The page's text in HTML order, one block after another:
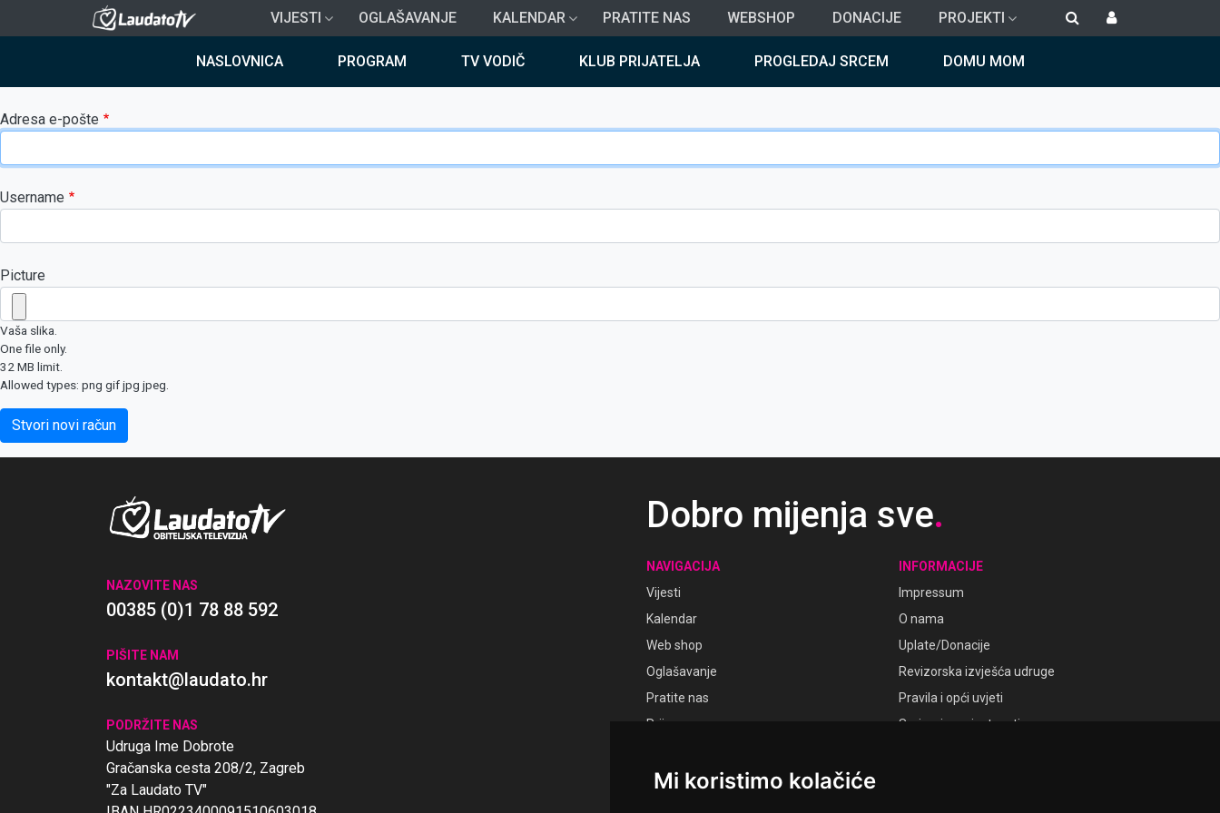
Mi koristimo kolačiće
na
VIJESTI OGLAŠAVANJE KALENDAR PRATITE NAS WEBSHOP DONACIJE PROJEKTI
NASLOVNICA PROGRAM TV VODIČ KLUB PRIJATELJA PROGLEDAJ SRCEM DOMU MOM
Adresa e-pošte
Username
Picture
Vaša slika.
One file only.
32 MB limit.
Allowed types: png gif jpg jpeg.
NAZOVITE NAS
00385 (0)1 78 88 592
PIŠITE NAM
kontakt@laudato.hr
PODRŽITE NAS
Udruga Ime Dobrote
Gračanska cesta 208/2, Zagreb
"Za Laudato TV"
Dobro mijenja sve.
NAVIGACIJA
Vijesti
Kalendar
Web shop
Oglašavanje
Pratite nas
Prijava
INFORMACIJE
Impressum
O nama
Uplate/Donacije
Revizorska izvješća udruge
Pravila i opći uvjeti
Smjernice privatnosti